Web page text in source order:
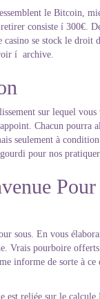
le Bitcoin,
consiste í 300€.
se stock le droit
í archive.
sur lequel
Chacun pourra
seulement à
pour nos
sous. En vous
Vrais pourboire
informe de sorte à
est reliée sur le